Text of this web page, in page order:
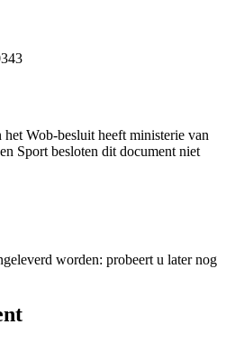
Wob-besluit heeft ministerie van
Sport besloten dit document niet
worden: probeert u later nog